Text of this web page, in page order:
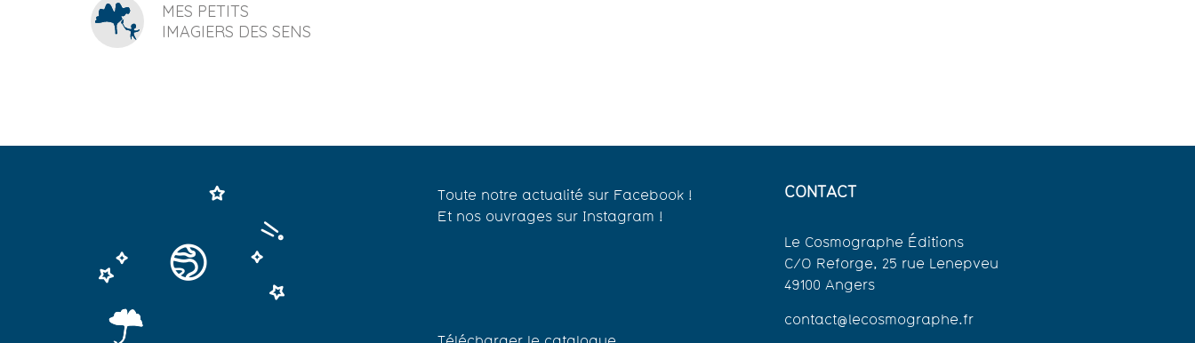
MES PETITS
IMAGIERS DES SENS
Toute notre actualité sur Facebook !
Et nos ouvrages sur Instagram !
CONTACT
Le Cosmographe Éditions
C/O Reforge, 25 rue Lenepveu
49100 Angers
contact@lecosmographe.fr